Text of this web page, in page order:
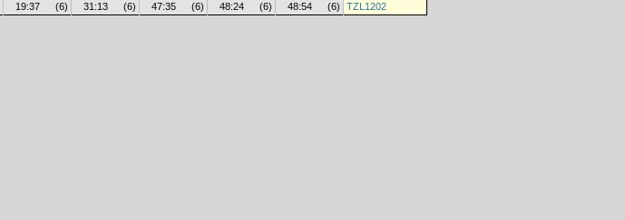
19:37 (6) 31:13 (6) 47:35 (6) 48:24 (6) 48:54 (6) TZL1202